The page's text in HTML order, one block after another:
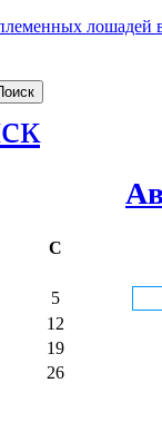
лошадей
С
5
12
19
26